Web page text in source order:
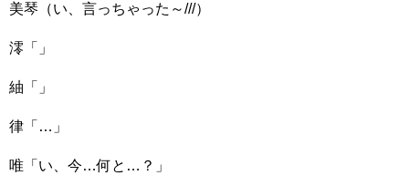
美琴（い、言っちゃった～///）
澪「」
紬「」
律「…」
唯「い、今…何と…？」